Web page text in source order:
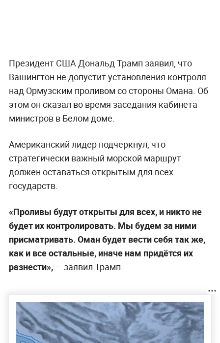
Президент США Дональд Трамп заявил, что
Вашингтон не допустит установления контроля
над Ормузским проливом со стороны Омана. Об
этом он сказал во время заседания кабинета
министров в Белом доме.
Американский лидер подчеркнул, что
стратегически важный морской маршрут
должен оставаться открытым для всех
государств.
«Проливы будут открыты для всех, и никто не
будет их контролировать. Мы будем за ними
присматривать. Оман будет вести себя так же,
как и все остальные, иначе нам придётся их
разнести», — заявил Трамп.